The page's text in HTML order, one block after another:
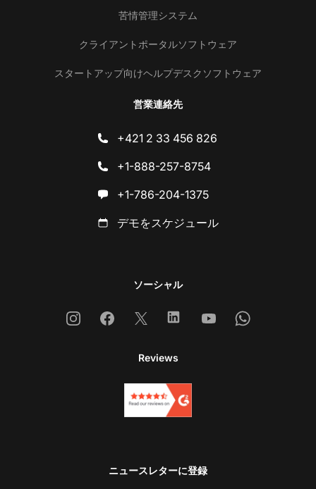
苦情管理システム
クライアントポータルソフトウェア
スタートアップ向けヘルプデスクソフトウェア
営業連絡先
+421 2 33 456 826
+1-888-257-8754
+1-786-204-1375
デモをスケジュール
ソーシャル
InstagramFacebook
X LinkedinYoutubeWhatsapp
Reviews
ニュースレターに登録